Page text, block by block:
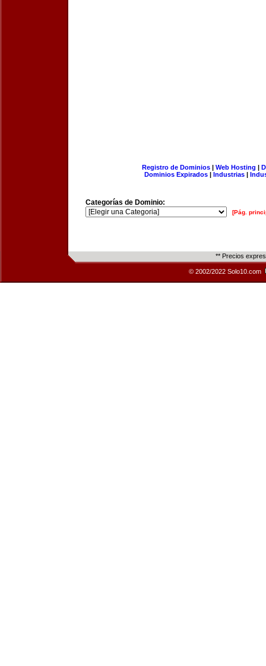
Registro de Dominios| Web Hosting |
Dominios Expirados | Industrias |
Categorías de Dominio:
[Pág.
** Precios
© 2002/2022 Solo10.com